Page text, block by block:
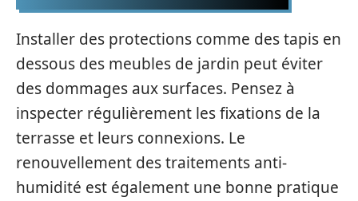
Installer des protections comme des tapis en
dessous des meubles de jardin peut éviter
des dommages aux surfaces. Pensez à
inspecter régulièrement les fixations de la
terrasse et leurs connexions. Le
renouvellement des traitements anti-
humidité est également une bonne pratique